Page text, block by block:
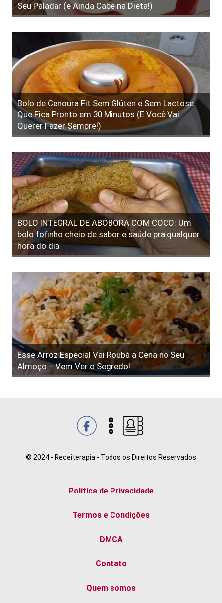
Seu Paladar (e Ainda Cabe na Dieta!)
Bolo de Cenoura Fit Sem Glúten e Sem Lactose
Que Fica Pronto em 30 Minutos (E Você Vai
Querer Fazer Sempre!)
BOLO INTEGRAL DE ABÓBORA COM COCO: Um
bolo fofinho cheio de sabor e saúde pra qualquer
hora do dia
Esse Arroz Especial Vai Roubá a Cena no Seu
Almoço – Vem Ver o Segredo!
© 2024 - Receiterapia - Todos os Direitos Reservados
Quem somos
Contato
DMCA
Termos e Condições
Política de Privacidade